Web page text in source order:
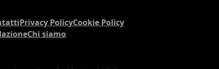
Privacy PolicyCookie Policy
Chi siamo